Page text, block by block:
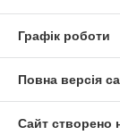
Графік роботи
Повна версія
Сайт створено